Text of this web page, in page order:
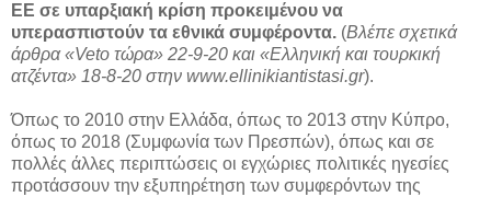
ΕΕ σε υπαρξιακή κρίση προκειμένου να
υπερασπιστούν τα εθνικά συμφέροντα. (Βλέπε σχετικά
άρθρα «Veto τώρα» 22-9-20 και «Ελληνική και τουρκική
ατζέντα» 18-8-20 στην www.ellinikiantistasi.gr).
Όπως το 2010 στην Ελλάδα, όπως το 2013 στην Κύπρο,
όπως το 2018 (Συμφωνία των Πρεσπών), όπως και σε
πολλές άλλες περιπτώσεις οι εγχώριες πολιτικές ηγεσίες
προτάσσουν την εξυπηρέτηση των συμφερόντων της